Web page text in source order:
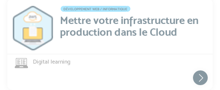
DÉVELOPPEMENT WEB / INFORMATIQUE
Mettre votre infrastructure en
production dans le Cloud
Digital learning